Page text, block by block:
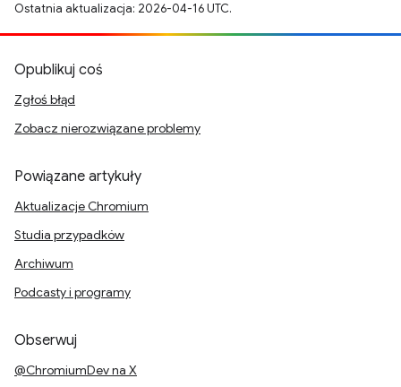
Ostatnia aktualizacja: 2026-04-16 UTC.
Opublikuj coś
Zgłoś błąd
Zobacz nierozwiązane problemy
Powiązane artykuły
Aktualizacje Chromium
Studia przypadków
Archiwum
Podcasty i programy
Obserwuj
@ChromiumDev na X